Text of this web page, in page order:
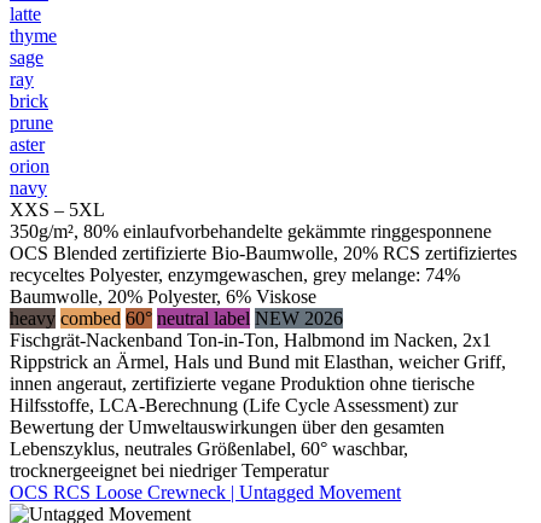
latte
thyme
sage
ray
brick
prune
aster
orion
navy
XXS – 5XL
350g/m², 80% einlaufvorbehandelte gekämmte ringgesponnene
OCS Blended zertifizierte Bio-Baumwolle, 20% RCS zertifiziertes
recyceltes Polyester, enzymgewaschen, grey melange: 74%
Baumwolle, 20% Polyester, 6% Viskose
heavy combed 60° neutral label NEW 2026
Fischgrät-Nackenband Ton-in-Ton, Halbmond im Nacken, 2x1
Rippstrick an Ärmel, Hals und Bund mit Elasthan, weicher Griff,
innen angeraut, zertifizierte vegane Produktion ohne tierische
Hilfsstoffe, LCA-Berechnung (Life Cycle Assessment) zur
Bewertung der Umweltauswirkungen über den gesamten
Lebenszyklus, neutrales Größenlabel, 60° waschbar,
trocknergeeignet bei niedriger Temperatur
OCS RCS Loose Crewneck | Untagged Movement